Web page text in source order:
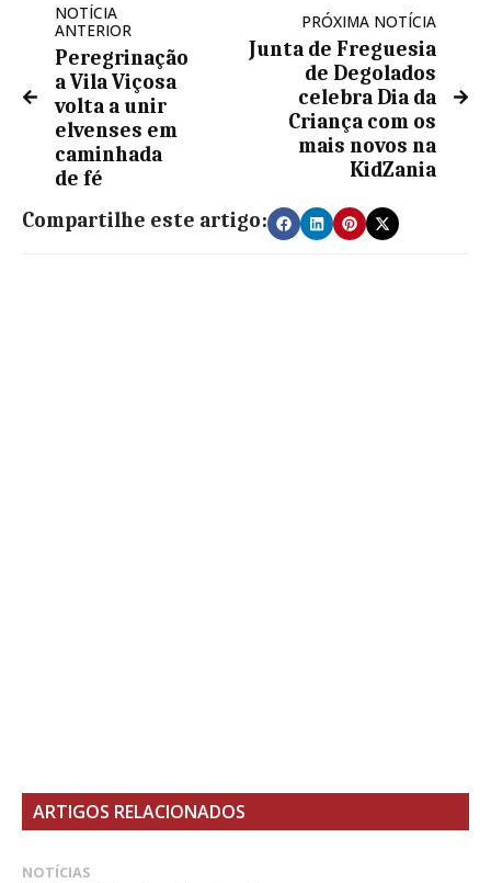
NOTÍCIA
ANTERIOR
Peregrinação
a Vila Viçosa
volta a unir
elvenses em
caminhada
de fé
PRÓXIMA NOTÍCIA
Junta de Freguesia
de Degolados
celebra Dia da
Criança com os
mais novos na
KidZania
Compartilhe este artigo:
ARTIGOS RELACIONADOS
NOTÍCIAS